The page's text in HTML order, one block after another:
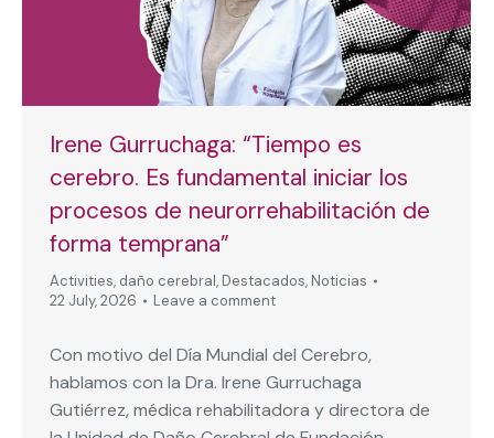
Irene Gurruchaga: “Tiempo es
cerebro. Es fundamental iniciar los
procesos de neurorrehabilitación de
forma temprana”
Activities, daño cerebral, Destacados, Noticias
22 July, 2026
Leave a comment
Con motivo del Día Mundial del Cerebro,
hablamos con la Dra. Irene Gurruchaga
Gutiérrez, médica rehabilitadora y directora de